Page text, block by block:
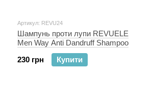
Артикул: REVU24
Шампунь проти лупи REVUELE
Men Way Anti Dandruff Shampoo
230 грн
Купити